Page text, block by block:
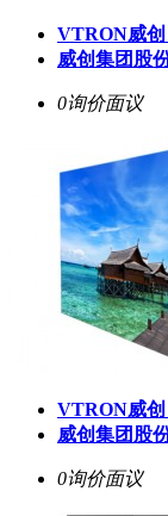
VTRON威创
威创集团股
0询价面议
VTRON威
威创集团股
0询价面议